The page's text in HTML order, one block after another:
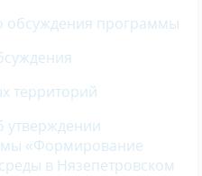
обсуждения программы
территорий
утверждении
«Формирование
в Нязепетровском